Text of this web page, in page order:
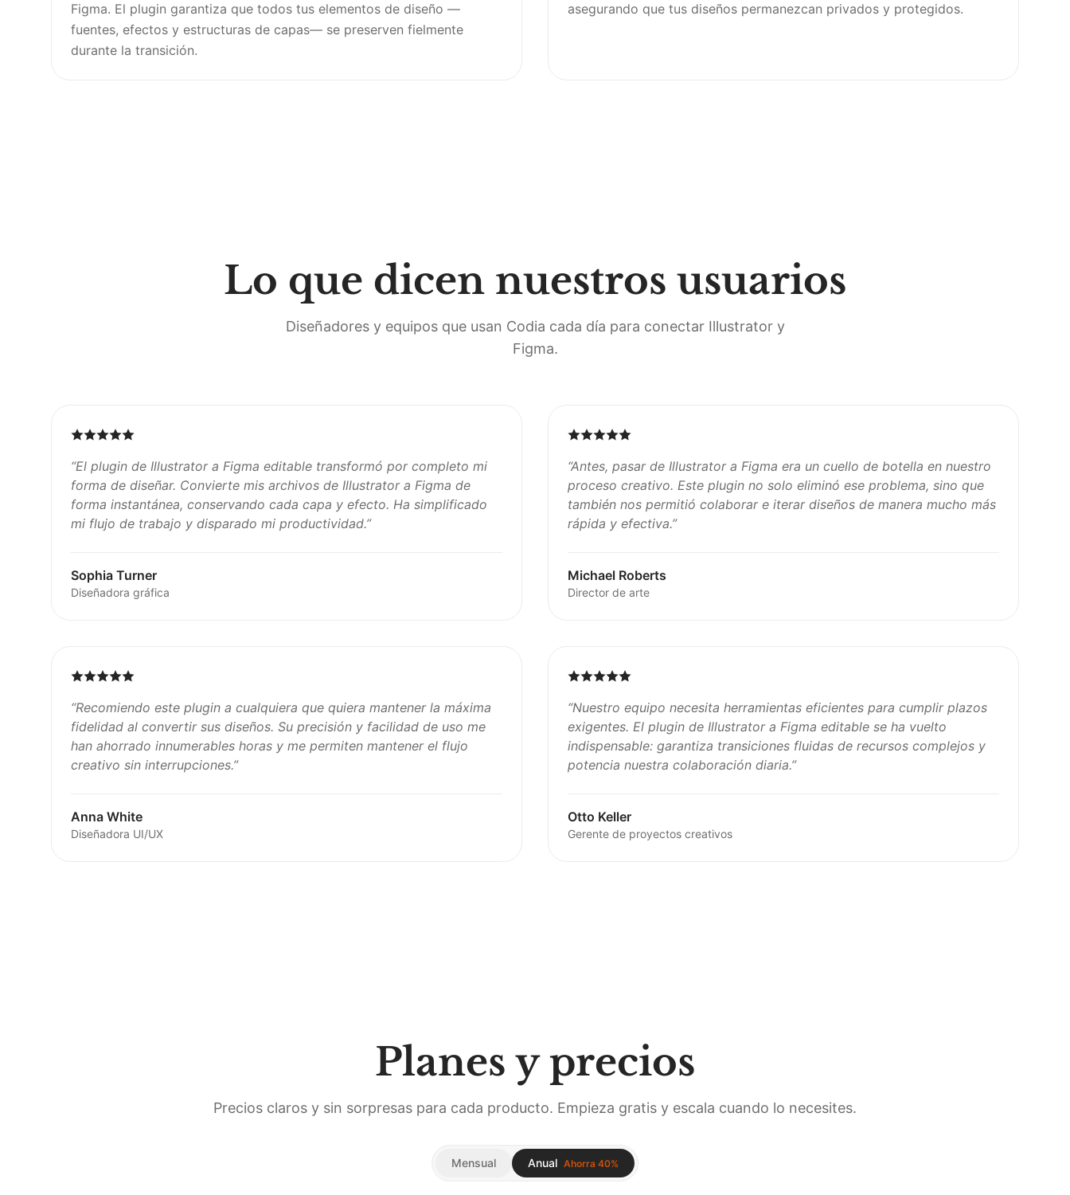
Figma. El plugin garantiza que todos tus elementos de diseño —
fuentes, efectos y estructuras de capas— se preserven fielmente
durante la transición.
asegurando que tus diseños permanezcan privados y protegidos.
Lo que dicen nuestros usuarios
Diseñadores y equipos que usan Codia cada día para conectar Illustrator y
Figma.
“El plugin de Illustrator a Figma editable transformó por completo mi
forma de diseñar. Convierte mis archivos de Illustrator a Figma de
forma instantánea, conservando cada capa y efecto. Ha simplificado
mi flujo de trabajo y disparado mi productividad.”
Sophia Turner
Diseñadora gráfica
“Antes, pasar de Illustrator a Figma era un cuello de botella en nuestro
proceso creativo. Este plugin no solo eliminó ese problema, sino que
también nos permitió colaborar e iterar diseños de manera mucho más
rápida y efectiva.”
Michael Roberts
Director de arte
“Recomiendo este plugin a cualquiera que quiera mantener la máxima
fidelidad al convertir sus diseños. Su precisión y facilidad de uso me
han ahorrado innumerables horas y me permiten mantener el flujo
creativo sin interrupciones.”
Anna White
Diseñadora UI/UX
“Nuestro equipo necesita herramientas eficientes para cumplir plazos
exigentes. El plugin de Illustrator a Figma editable se ha vuelto
indispensable: garantiza transiciones fluidas de recursos complejos y
potencia nuestra colaboración diaria.”
Otto Keller
Gerente de proyectos creativos
Planes y precios
Precios claros y sin sorpresas para cada producto. Empieza gratis y escala cuando lo necesites.
Mensual Anual Ahorra 40%